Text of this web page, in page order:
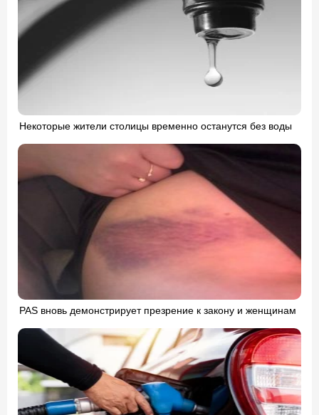
Некоторые жители столицы временно останутся без воды
PAS вновь демонстрирует презрение к закону и женщинам